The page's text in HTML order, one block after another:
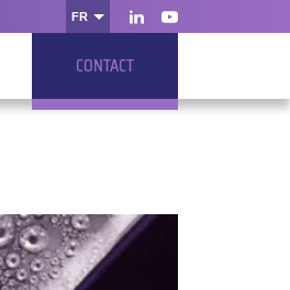
FR
LinkedInYoutube
CONTACT